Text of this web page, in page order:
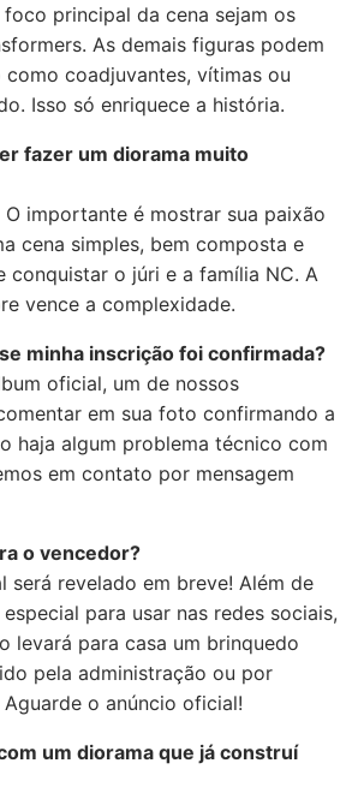
foco principal da cena sejam os
As demais figuras podem
coadjuvantes, vítimas ou
Isso só enriquece a história.
fazer um diorama muito
O importante é mostrar sua paixão
cena simples, bem composta e
conquistar o júri e a família NC. A
vence a complexidade.
minha inscrição foi confirmada?
oficial, um de nossos
em sua foto confirmando a
haja algum problema técnico com
em contato por mensagem
o vencedor?
será revelado em breve! Além de
para usar nas redes sociais,
levará para casa um brinquedo
pela administração ou por
o anúncio oficial!
um diorama que já construí